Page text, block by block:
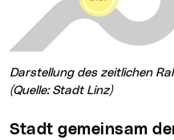
Darstellung des zeitlichen
(Quelle: Stadt Linz)
Stadt gemeinsam denken: